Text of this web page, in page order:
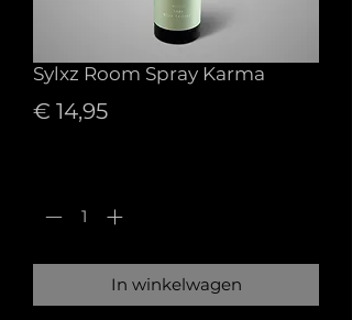
Sylxz Room Spray Karma
€ 14,95Prijs
In winkelwagen